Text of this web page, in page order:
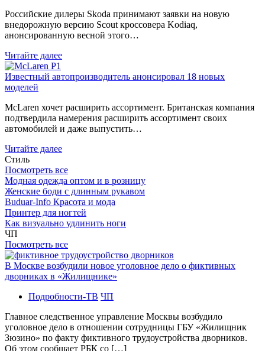
Российские дилеры Skoda принимают заявки на новую
внедорожную версию Scout кроссовера Kodiaq,
анонсированную весной этого…
Читайте далее
Известный автопроизводитель анонсировал 18 новых
моделей
McLaren хочет расширить ассортимент. Британская компания
подтвердила намерения расширить ассортимент своих
автомобилей и даже выпустить…
Читайте далее
Стиль
Посмотреть все
Модная одежда оптом и в розницу
Женские боди с длинным рукавом
Buduar-Info Красота и мода
Принтер для ногтей
Как визуально удлинить ноги
ЧП
Посмотреть все
В Москве возбудили новое уголовное дело о фиктивных
дворниках в «Жилищнике»
Подробности-ТВ ЧП
Главное следственное управление Москвы возбудило
уголовное дело в отношении сотрудницы ГБУ «Жилищник
Зюзино» по факту фиктивного трудоустройства дворников.
Об этом сообщает РБК со […]